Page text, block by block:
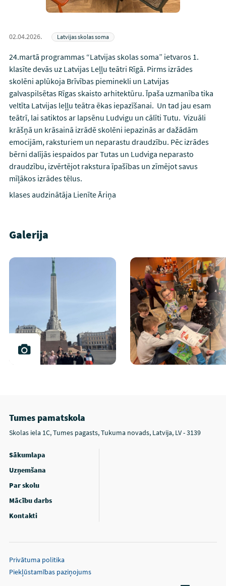
02.04.2026. Latvijas skolas soma
24.martā programmas “Latvijas skolas soma” ietvaros 1.
klasīte devās uz Latvijas Leļļu teātri Rīgā. Pirms izrādes
skolēni aplūkoja Brīvības pieminekli un Latvijas
galvaspilsētas Rīgas skaisto arhitektūru. Īpaša uzmanība tika
veltīta Latvijas leļļu teātra ēkas iepazīšanai. Un tad jau esam
teātrī, lai satiktos ar lapsēnu Ludvigu un cālīti Tutu. Vizuāli
krāšņā un krāsainā izrādē skolēni iepazinās ar dažādām
emocijām, raksturiem un neparastu draudzību. Pēc izrādes
bērni dalījās iespaidos par Tutas un Ludviga neparasto
draudzību, izvērtējot rakstura īpašības un zīmējot savus
mīļākos izrādes tēlus.
klases audzinātāja Lienīte Āriņa
Galerija
Tumes pamatskola
Skolas iela 1C, Tumes pagasts, Tukuma novads, Latvija, LV - 3139
Sākumlapa
Uzņemšana
Par skolu
Mācību darbs
Kontakti
Privātuma politika
Piekļūstamības paziņojums